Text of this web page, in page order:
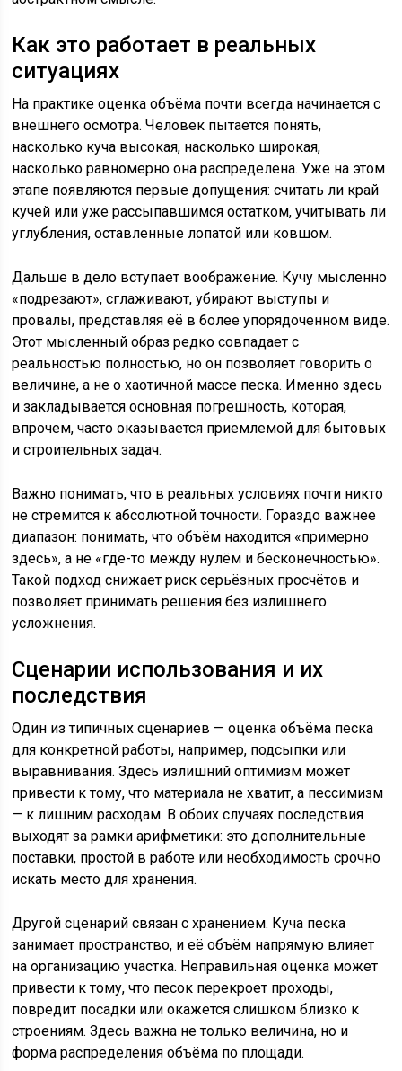
Как это работает в реальных
ситуациях
На практике оценка объёма почти всегда начинается с
внешнего осмотра. Человек пытается понять,
насколько куча высокая, насколько широкая,
насколько равномерно она распределена. Уже на этом
этапе появляются первые допущения: считать ли край
кучей или уже рассыпавшимся остатком, учитывать ли
углубления, оставленные лопатой или ковшом.
Дальше в дело вступает воображение. Кучу мысленно
«подрезают», сглаживают, убирают выступы и
провалы, представляя её в более упорядоченном виде.
Этот мысленный образ редко совпадает с
реальностью полностью, но он позволяет говорить о
величине, а не о хаотичной массе песка. Именно здесь
и закладывается основная погрешность, которая,
впрочем, часто оказывается приемлемой для бытовых
и строительных задач.
Важно понимать, что в реальных условиях почти никто
не стремится к абсолютной точности. Гораздо важнее
диапазон: понимать, что объём находится «примерно
здесь», а не «где-то между нулём и бесконечностью».
Такой подход снижает риск серьёзных просчётов и
позволяет принимать решения без излишнего
усложнения.
Сценарии использования и их
последствия
Один из типичных сценариев — оценка объёма песка
для конкретной работы, например, подсыпки или
выравнивания. Здесь излишний оптимизм может
привести к тому, что материала не хватит, а пессимизм
— к лишним расходам. В обоих случаях последствия
выходят за рамки арифметики: это дополнительные
поставки, простой в работе или необходимость срочно
искать место для хранения.
Другой сценарий связан с хранением. Куча песка
занимает пространство, и её объём напрямую влияет
на организацию участка. Неправильная оценка может
привести к тому, что песок перекроет проходы,
повредит посадки или окажется слишком близко к
строениям. Здесь важна не только величина, но и
форма распределения объёма по площади.